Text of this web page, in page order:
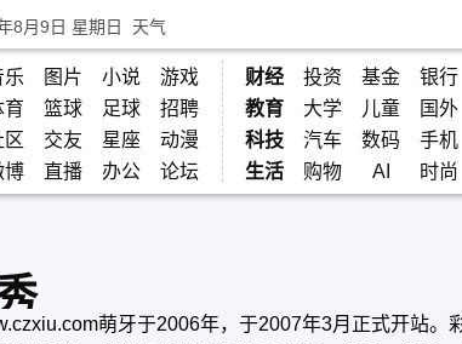
8月9日 星期日 天气
乐 图片 小说
游戏
育 篮球 足球
招聘
区 交友 星座
动漫
博 直播 办公 论坛
财经 投资 基金 银行
教育
大学 儿童 国外
科技
汽车 数码 手机
生活
购物 AI 时尚
萌牙于2006年，于2007年3月正式开站。